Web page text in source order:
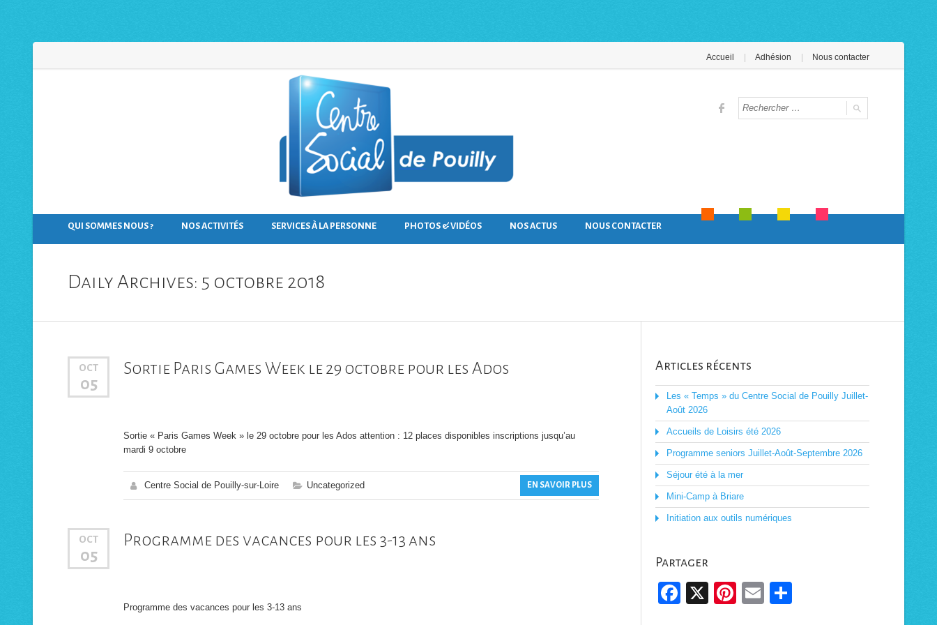
Accueil Adhésion Nous contacter
QUI SOMMES NOUS ? NOS ACTIVITÉS SERVICES À LA PERSONNE PHOTOS & VIDÉOS NOS ACTUS NOUS CONTACTER
Daily Archives: 5 octobre 2018
OCT
05
Sortie Paris Games Week le 29 octobre pour les Ados
Sortie « Paris Games Week » le 29 octobre pour les Ados attention : 12 places disponibles inscriptions jusqu’au
mardi 9 octobre
Centre Social de Pouilly-sur-Loire Uncategorized EN SAVOIR PLUS
OCT
05
Programme des vacances pour les 3-13 ans
Programme des vacances pour les 3-13 ans
Articles récents
Les « Temps » du Centre Social de Pouilly Juillet-
Août 2026
Accueils de Loisirs été 2026
Programme seniors Juillet-Août-Septembre 2026
Séjour été à la mer
Mini-Camp à Briare
Initiation aux outils numériques
Partager
Facebook
X Pinterest
Email